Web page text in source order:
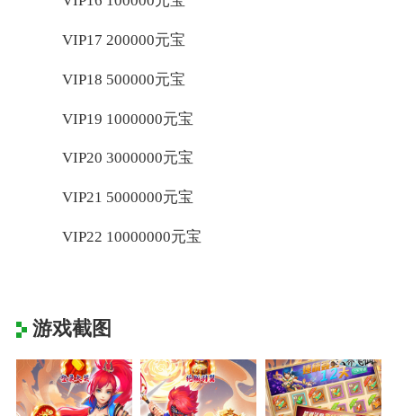
VIP17 200000元宝
VIP18 500000元宝
VIP19 1000000元宝
VIP20 3000000元宝
VIP21 5000000元宝
VIP22 10000000元宝
游戏截图